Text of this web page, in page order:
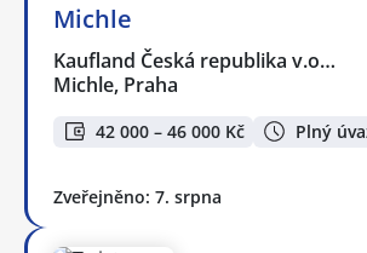
Michle
Kaufland Česká republika v.o…
Michle, Praha
42 000 – 46 000 Kč Plný
Zveřejněno: 7. srpna